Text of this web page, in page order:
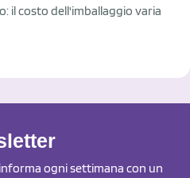
il costo dell'imballaggio varia
ogni settimana con un